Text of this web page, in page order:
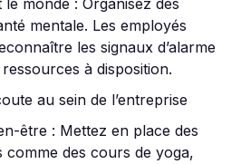
le monde : Organisez des
mentale. Les employés
les signaux d’alarme
à disposition.
au sein de l’entreprise
être : Mettez en place des
comme des cours de yoga,